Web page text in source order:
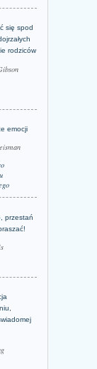
się spod
rodziców
emocji
przestań